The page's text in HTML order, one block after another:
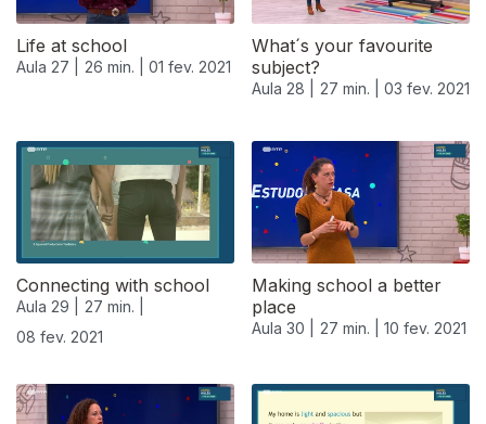
Life at school
Aula 27 | 26 min. | 01 fev. 2021
What´s your favourite
subject?
Aula 28 | 27 min. | 03 fev. 2021
Connecting with school
Aula 29 |
27 min. |
08 fev. 2021
Making school a better
place
Aula 30 | 27 min. | 10 fev. 2021